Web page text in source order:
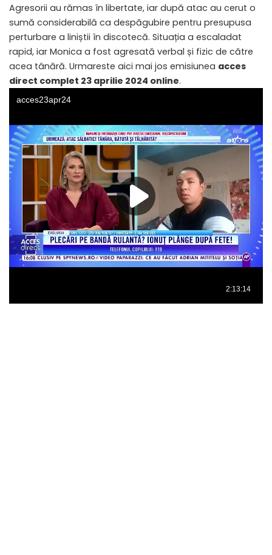
Agresorii au rămas în libertate, iar după atac au cerut o
sumă considerabilă ca despăgubire pentru presupusa
perturbare a liniștii în discotecă. Situația a escaladat
rapid, iar Monica a fost agresată verbal și fizic de către
acea tânără. Urmareste aici mai jos emisiunea acces
direct complet 23 aprilie 2024 online.